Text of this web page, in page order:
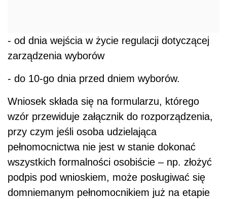
- od dnia wejścia w życie regulacji dotyczącej
zarządzenia wyborów
- do 10-go dnia przed dniem wyborów.
Wniosek składa się na formularzu, którego
wzór przewiduje załącznik do rozporządzenia,
przy czym jeśli osoba udzielająca
pełnomocnictwa nie jest w stanie dokonać
wszystkich formalności osobiście – np. złożyć
podpis pod wnioskiem, może posługiwać się
domniemanym pełnomocnikiem już na etapie